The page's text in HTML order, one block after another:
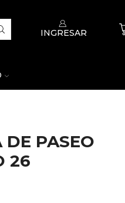
INGRESAR
DE PASEO
26